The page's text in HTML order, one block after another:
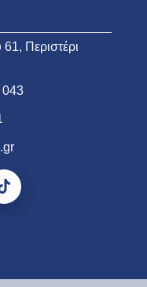
Περιστέρι
043